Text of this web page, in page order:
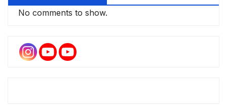
No comments to show.